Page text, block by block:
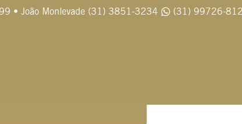
• João Monlevade (31) 3851-3234 (31) 99726-